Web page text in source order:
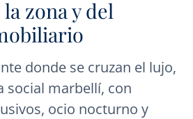
zona y del
donde se cruzan el lujo,
social marbellí, con
ocio nocturno y